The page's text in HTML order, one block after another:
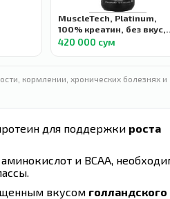
MuscleTech, Platinum,
100% креатин, без вкус,
400 г
420 000 сум
кормлении, хронических болезнях и
для поддержки роста
и BCAA,
вкусом голландского